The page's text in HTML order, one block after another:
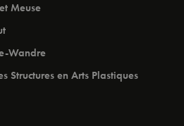
Meuse
Wandre
Structures en Arts Plastiques